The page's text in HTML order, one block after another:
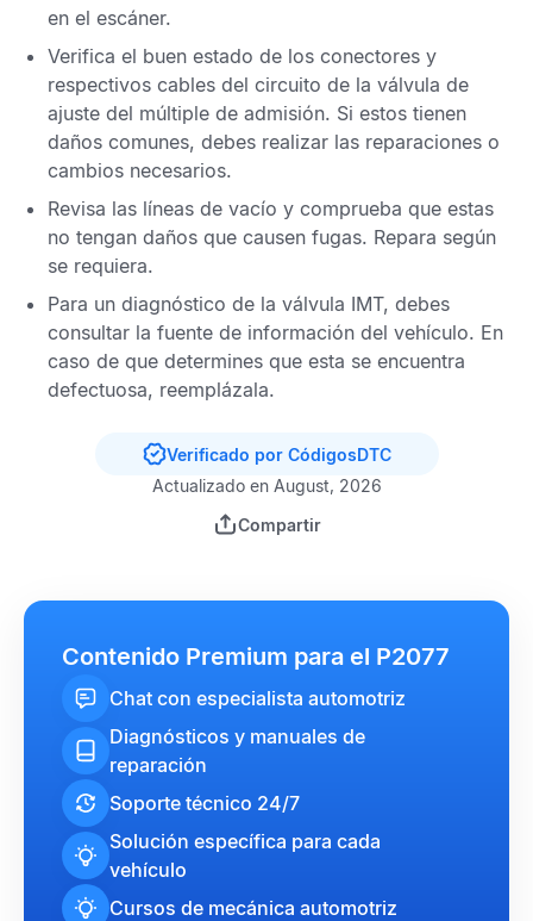
en el escáner.
Verifica el buen estado de los conectores y
respectivos cables del circuito de la válvula de
ajuste del múltiple de admisión. Si estos tienen
daños comunes, debes realizar las reparaciones o
cambios necesarios.
Revisa las líneas de vacío y comprueba que estas
no tengan daños que causen fugas. Repara según
se requiera.
Para un diagnóstico de la válvula IMT, debes
consultar la fuente de información del vehículo. En
caso de que determines que esta se encuentra
defectuosa, reemplázala.
Verificado por CódigosDTC
Actualizado en August, 2026
Compartir
Contenido Premium para el P2077
Chat con especialista automotriz
Diagnósticos y manuales de
reparación
Soporte técnico 24/7
Solución específica para cada
vehículo
Cursos de mecánica automotriz